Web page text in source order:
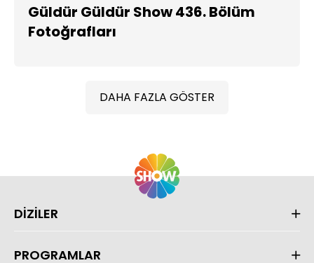
Güldür Güldür Show 436. Bölüm
Fotoğrafları
DAHA FAZLA GÖSTER
DİZİLER
PROGRAMLAR